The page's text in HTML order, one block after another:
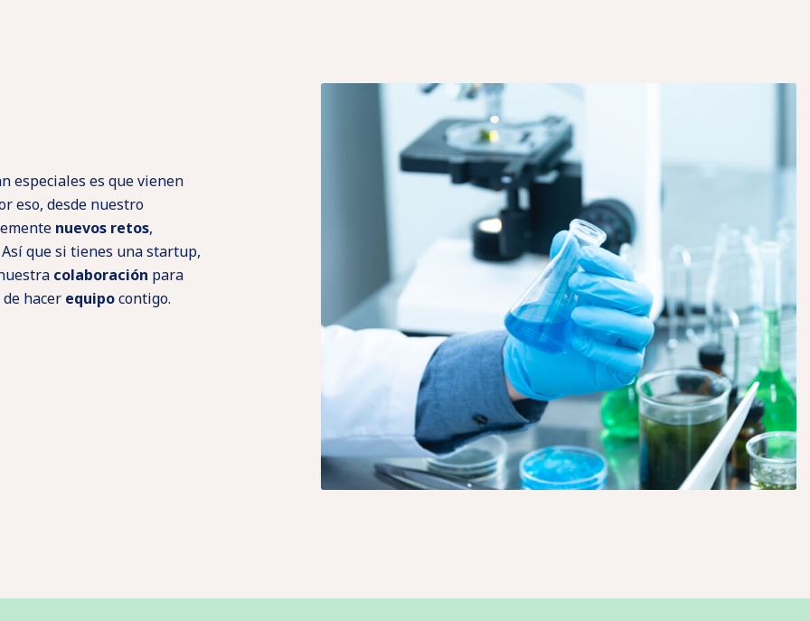
especiales es que vienen
eso, desde nuestro
nuevos retos,
que si tienes una startup,
colaboración para
hacer equipocontigo.